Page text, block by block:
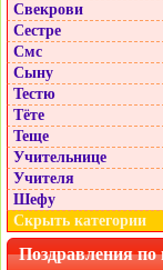
Свекрови
Сестре
Смс
Сыну
Тестю
Тёте
Теще
Учительнице
Учителя
Шефу
Скрыть категории
Поздравления по